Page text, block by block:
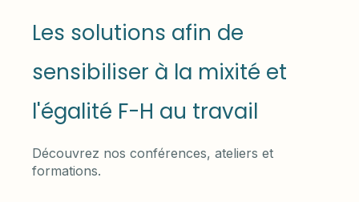
Les solutions afin de
sensibiliser à la mixité et
l'égalité F-H au travail
Découvrez nos conférences, ateliers et
formations.